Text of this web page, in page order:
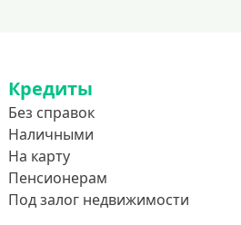
Кредиты
Без справок
Наличными
На карту
Пенсионерам
Под залог недвижимости